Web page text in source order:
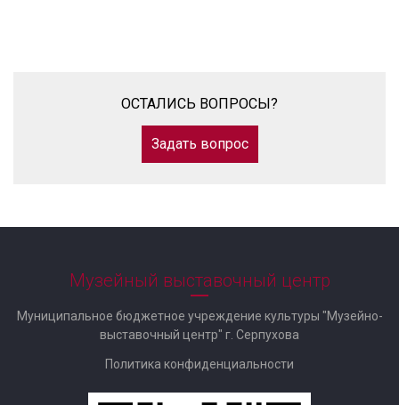
ОСТАЛИСЬ ВОПРОСЫ?
Задать вопрос
Музейный выставочный центр
Муниципальное бюджетное учреждение культуры "Музейно-
выставочный центр" г. Серпухова
Политика конфиденциальности